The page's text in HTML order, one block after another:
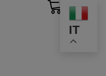
IT